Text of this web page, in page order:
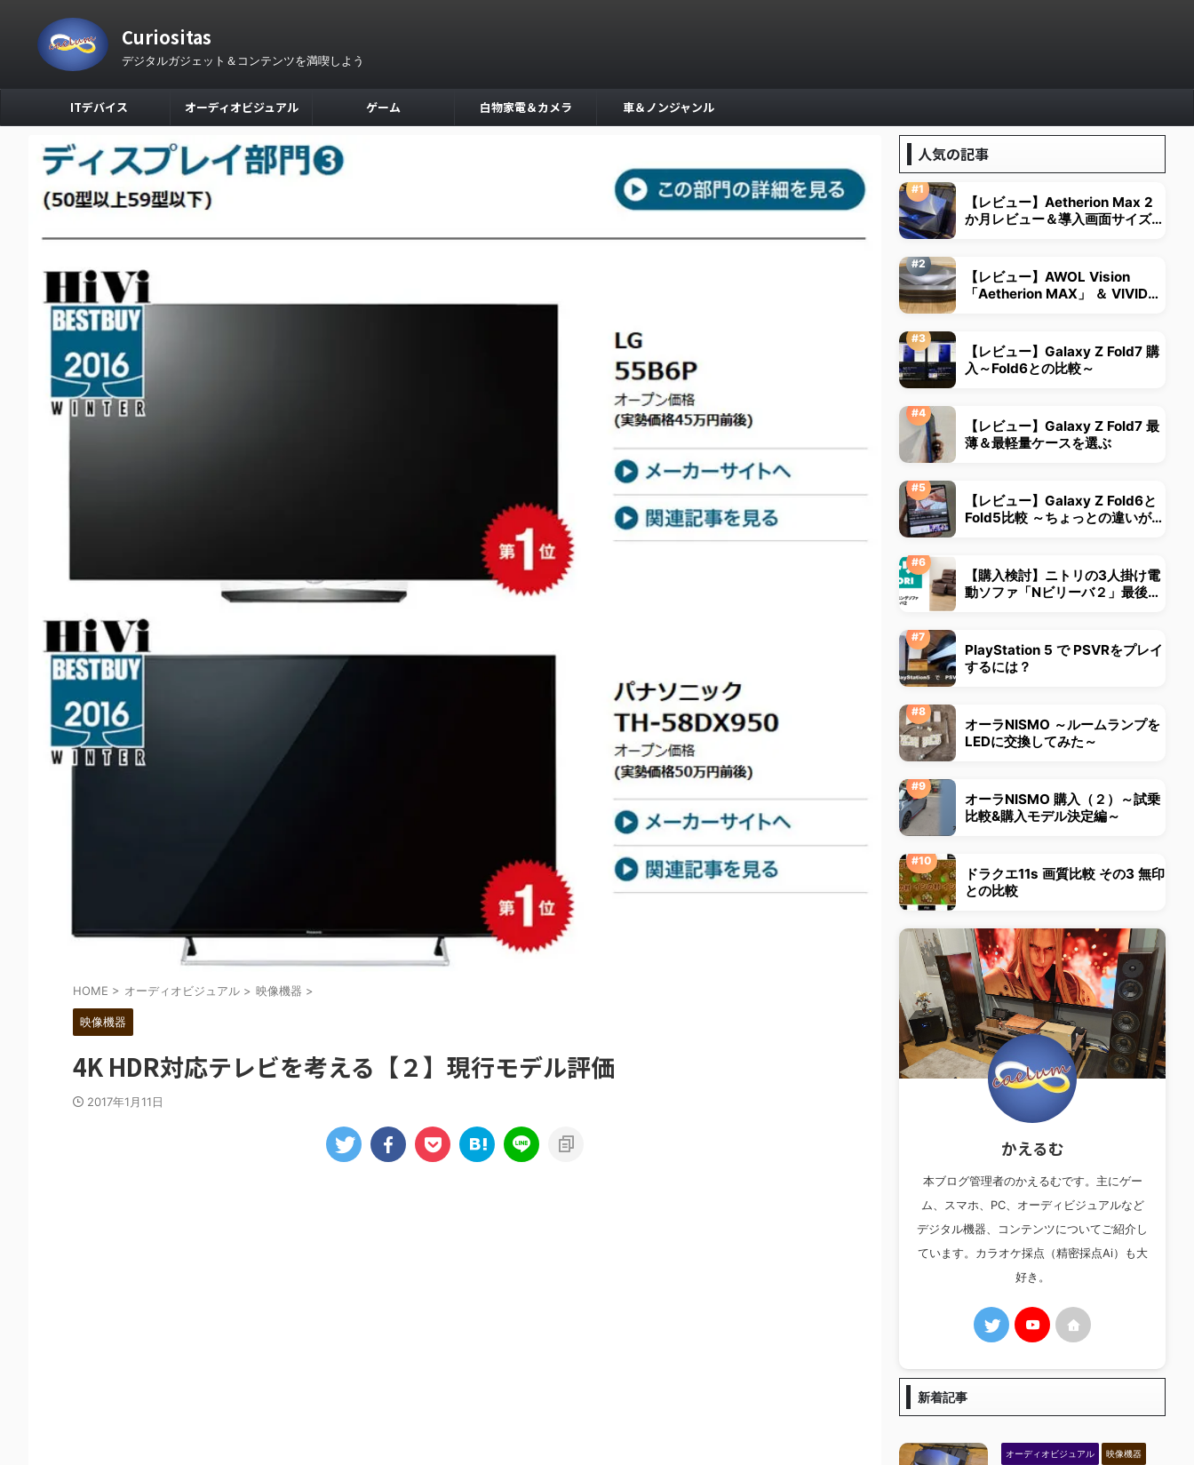
Curiositas
デジタルガジェット＆コンテンツを満喫しよう
ITデバイス オーディオビジュアル ゲーム 白物家電＆カメラ 車＆ノンジャンル
HOME > オーディオビジュアル > 映像機器 >
映像機器
4K HDR対応テレビを考える【２】現行モデル評価
2017年1月11日
人気の記事
【レビュー】Aetherion Max 2
か月レビュー＆導入画面サイズは
【レビュー】AWOL Vision
「Aetherion MAX」 ＆ VIVID
【レビュー】Galaxy Z Fold7 購
入～Fold6との比較～
【レビュー】Galaxy Z Fold7 最
薄＆最軽量ケースを選ぶ
【レビュー】Galaxy Z Fold6と
Fold5比較 ～ちょっとの違いが大
【購入検討】ニトリの3人掛け電
動ソファ「Nビリーバ２」最後ま
PlayStation 5 で PSVRをプレイ
するには？
オーラNISMO ～ルームランプを
LEDに交換してみた～
オーラNISMO 購入（２）～試乗
比較&購入モデル決定編～
ドラクエ11s 画質比較 その3 無印
との比較
かえるむ
本ブログ管理者のかえるむです。主にゲー
ム、スマホ、PC、オーディビジュアルなど
デジタル機器、コンテンツについてご紹介し
ています。カラオケ採点（精密採点Ai）も大
好き。
新着記事
オーディオビジュアル 映像機器